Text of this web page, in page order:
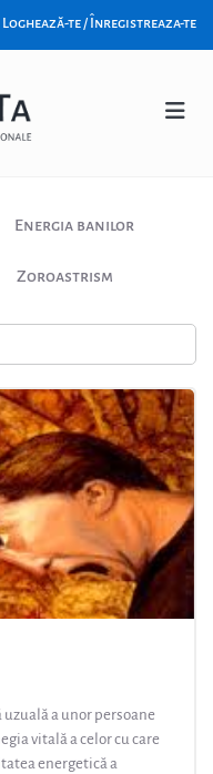
Loghează-te / Înregistreaza-te
Energia banilor
Zoroastrism
a unor persoane
vitală a celor cu care
energetică a